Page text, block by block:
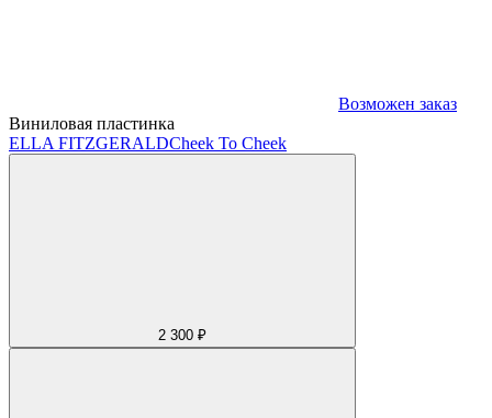
Возможен заказ
Виниловая пластинка
ELLA FITZGERALDCheek To Cheek
2 300 ₽